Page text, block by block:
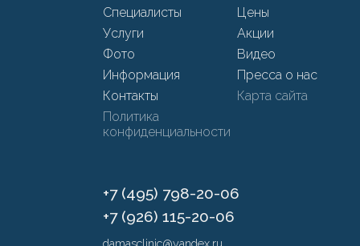
Специалисты
Цены
Услуги
Акции
Фото
Видео
Информация
Пресса о нас
Контакты
Карта сайта
Политика
конфиденциальности
+7 (495) 798-20-06
+7 (926) 115-20-06